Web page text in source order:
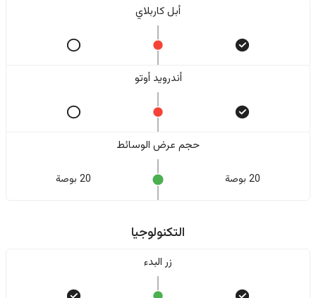
أبل كاربلاي
أندرويد أوتو
حجم عرض الوسائط
20 بوصة 20 بوصة
التكنولوجيا
زر البدء